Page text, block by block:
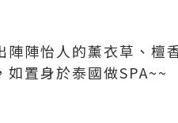
陣怡人的薰衣草、檀
置身於泰國做SPA~~